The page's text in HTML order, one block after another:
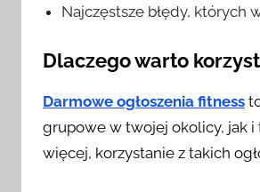
Najczęstsze błędy, których
Dlaczego warto
Darmowe ogłoszenia fitness
grupowe w twojej okolicy, jak
więcej, korzystanie z takich